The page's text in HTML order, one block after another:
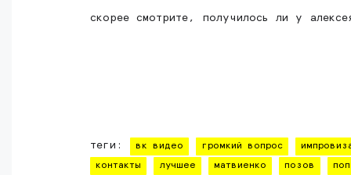
скорее смотрите, получилось ли у
теги: вк видео громкий вопрос
контакты лучшее матвиенко позов